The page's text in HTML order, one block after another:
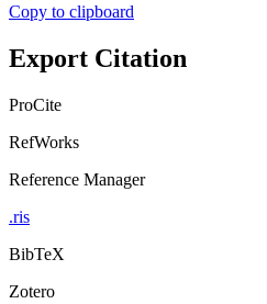
Copy to clipboard
Export Citation
ProCite
RefWorks
Reference Manager
.ris
BibTeX
Zotero